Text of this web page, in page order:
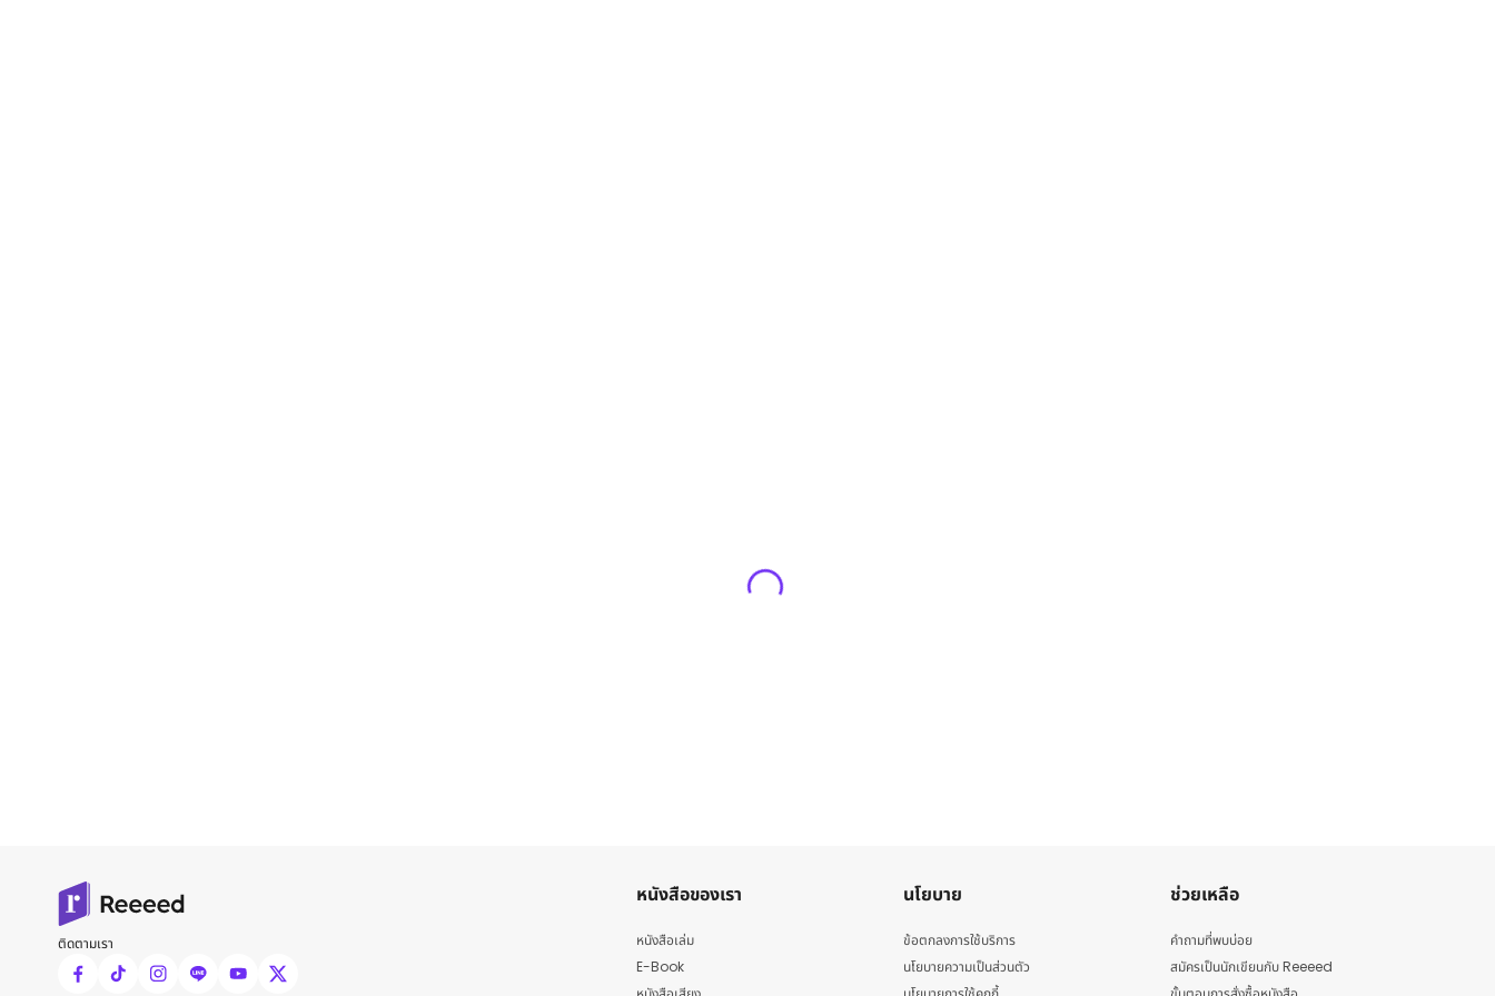
ติดตามเรา
หนังสือของเรา
หนังสือเล่ม
E-Book
นโยบาย
ข้อตกลงการใช้บริการ
นโยบายความเป็นส่วนตัว
ช่วยเหลือ
คำถามที่พบบ่อย
สมัครเป็นนักเขียนกับ Reeeed